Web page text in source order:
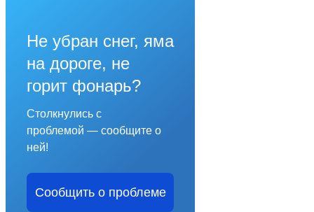
Не убран снег, яма
на дороге, не
горит фонарь?
Столкнулись с
проблемой — сообщите о
ней!
Сообщить о проблеме